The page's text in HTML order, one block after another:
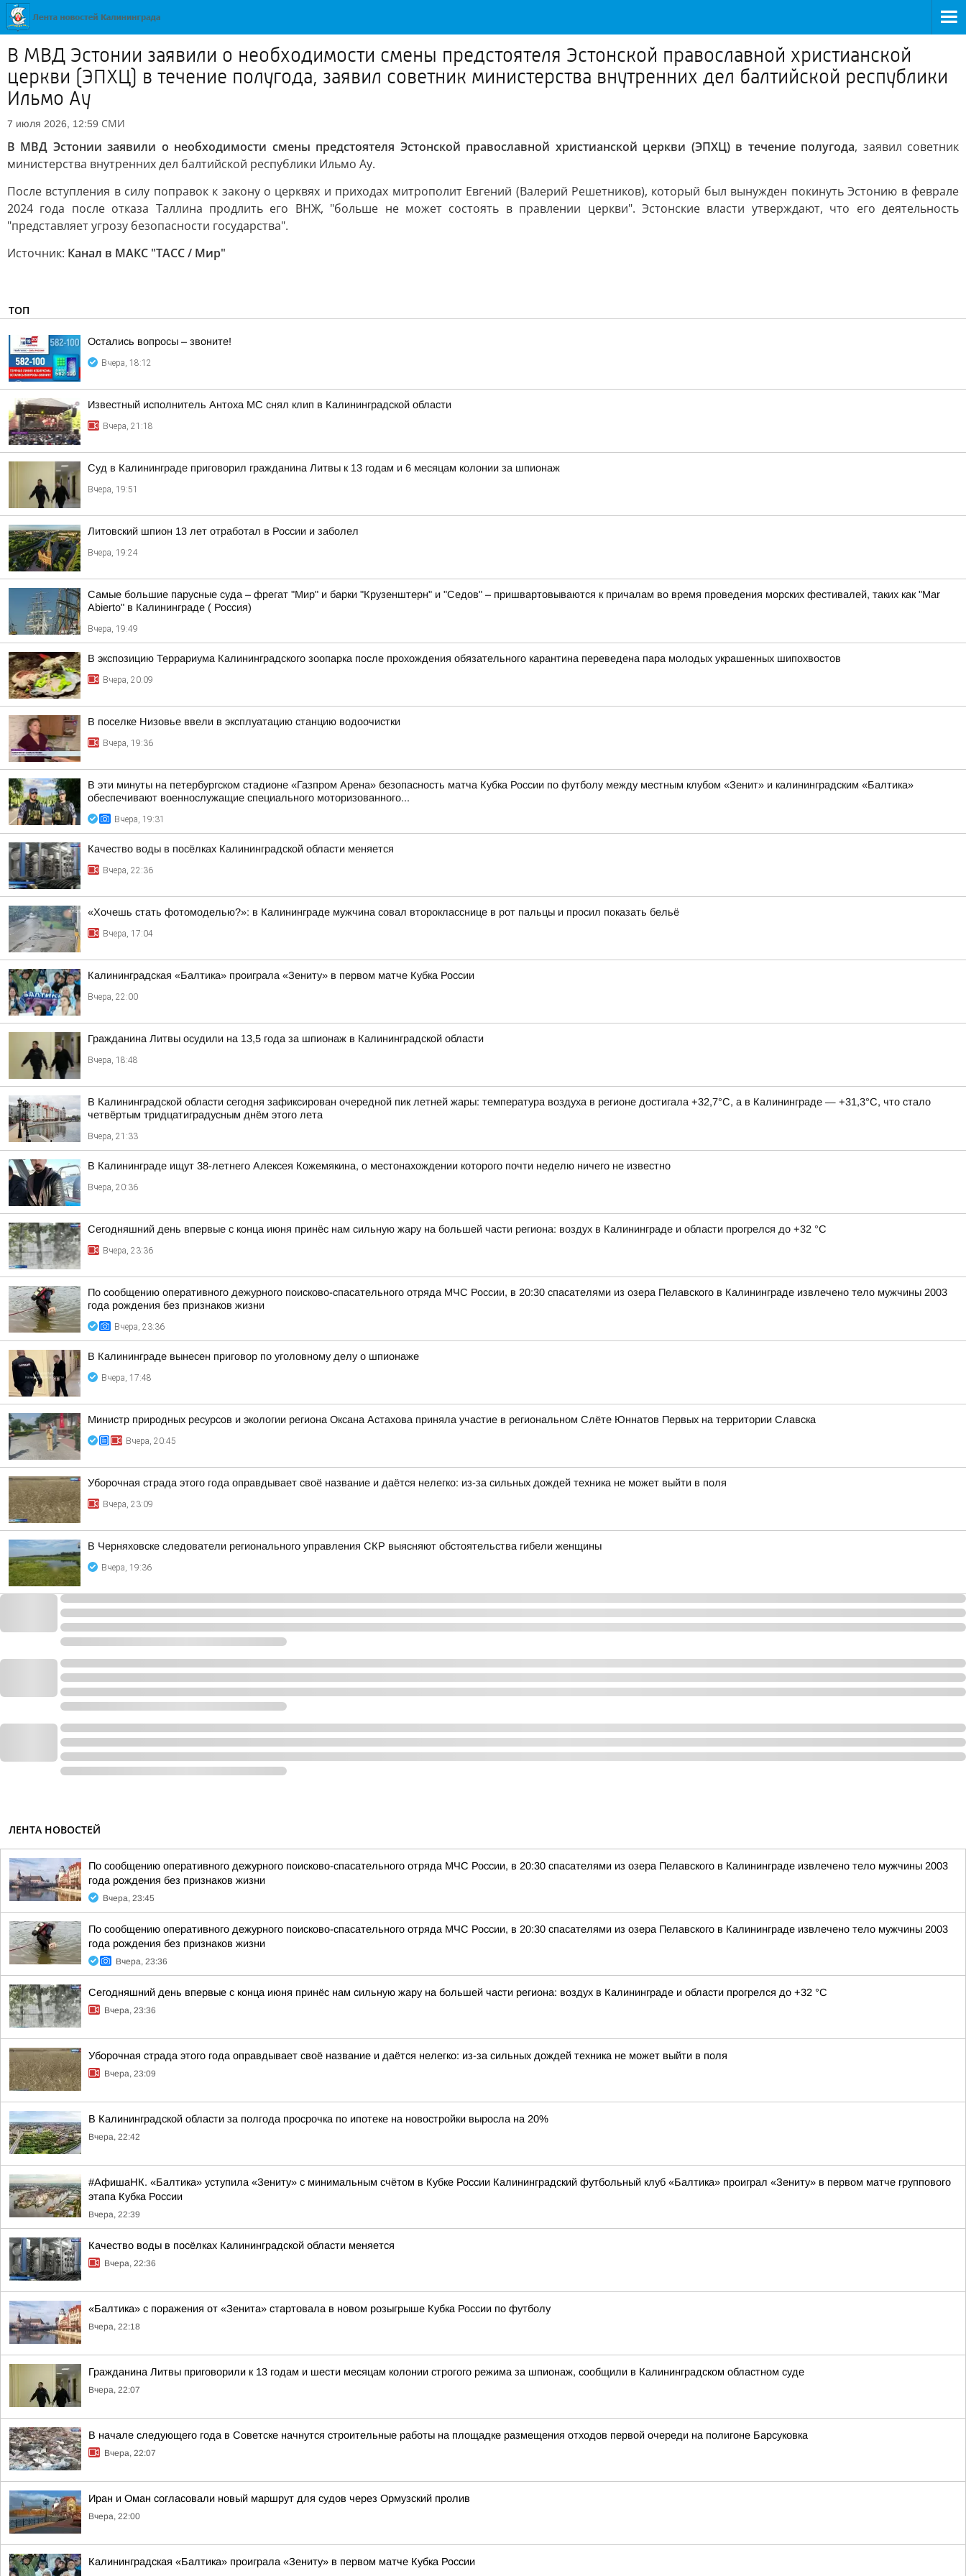
В МВД Эстонии заявили о необходимости смены предстоятеля Эстонской православной христианской
церкви (ЭПХЦ) в течение полугода, заявил советник министерства внутренних дел балтийской республики
Ильмо Ау
7 июля 2026, 12:59 СМИ
В МВД Эстонии заявили о необходимости смены предстоятеля Эстонской православной христианской церкви (ЭПХЦ) в течение полугода, заявил советник
министерства внутренних дел балтийской республики Ильмо Ау.
После вступления в силу поправок к закону о церквях и приходах митрополит Евгений (Валерий Решетников), который был вынужден покинуть Эстонию в феврале
2024 года после отказа Таллина продлить его ВНЖ, "больше не может состоять в правлении церкви". Эстонские власти утверждают, что его деятельность
"представляет угрозу безопасности государства".
Источник: Канал в МАКС "ТАСС / Мир"
ТОП
Остались вопросы – звоните!
Вчера, 18:12
Известный исполнитель Антоха МС снял клип в Калининградской области
Вчера, 21:18
Суд в Калининграде приговорил гражданина Литвы к 13 годам и 6 месяцам колонии за шпионаж
Вчера, 19:51
Литовский шпион 13 лет отработал в России и заболел
Вчера, 19:24
Самые большие парусные суда – фрегат "Мир" и барки "Крузенштерн" и "Седов" – пришвартовываются к причалам во время проведения морских фестивалей, таких как "Mar
Abierto" в Калининграде ( Россия)
Вчера, 19:49
В экспозицию Террариума Калининградского зоопарка после прохождения обязательного карантина переведена пара молодых украшенных шипохвостов
Вчера, 20:09
В поселке Низовье ввели в эксплуатацию станцию водоочистки
Вчера, 19:36
В эти минуты на петербургском стадионе «Газпром Арена» безопасность матча Кубка России по футболу между местным клубом «Зенит» и калининградским «Балтика»
обеспечивают военнослужащие специального моторизованного...
Вчера, 19:31
Качество воды в посёлках Калининградской области меняется
Вчера, 22:36
«Хочешь стать фотомоделью?»: в Калининграде мужчина совал второкласснице в рот пальцы и просил показать бельё
Вчера, 17:04
Калининградская «Балтика» проиграла «Зениту» в первом матче Кубка России
Вчера, 22:00
Гражданина Литвы осудили на 13,5 года за шпионаж в Калининградской области
Вчера, 18:48
В Калининградской области сегодня зафиксирован очередной пик летней жары: температура воздуха в регионе достигала +32,7°С, а в Калининграде — +31,3°С, что стало
четвёртым тридцатиградусным днём этого лета
Вчера, 21:33
В Калининграде ищут 38-летнего Алексея Кожемякина, о местонахождении которого почти неделю ничего не известно
Вчера, 20:36
Сегодняшний день впервые с конца июня принёс нам сильную жару на большей части региона: воздух в Калининграде и области прогрелся до +32 °С
Вчера, 23:36
По сообщению оперативного дежурного поисково-спасательного отряда МЧС России, в 20:30 спасателями из озера Пелавского в Калининграде извлечено тело мужчины 2003
года рождения без признаков жизни
Вчера, 23:36
В Калининграде вынесен приговор по уголовному делу о шпионаже
Вчера, 17:48
Министр природных ресурсов и экологии региона Оксана Астахова приняла участие в региональном Слёте Юннатов Первых на территории Славска
Вчера, 20:45
Уборочная страда этого года оправдывает своё название и даётся нелегко: из-за сильных дождей техника не может выйти в поля
Вчера, 23:09
В Черняховске следователи регионального управления СКР выясняют обстоятельства гибели женщины
Вчера, 19:36
ЛЕНТА НОВОСТЕЙ
По сообщению оперативного дежурного поисково-спасательного отряда МЧС России, в 20:30 спасателями из озера Пелавского в Калининграде извлечено тело мужчины 2003
года рождения без признаков жизни
Вчера, 23:45
По сообщению оперативного дежурного поисково-спасательного отряда МЧС России, в 20:30 спасателями из озера Пелавского в Калининграде извлечено тело мужчины 2003
года рождения без признаков жизни
Вчера, 23:36
Сегодняшний день впервые с конца июня принёс нам сильную жару на большей части региона: воздух в Калининграде и области прогрелся до +32 °С
Вчера, 23:36
Уборочная страда этого года оправдывает своё название и даётся нелегко: из-за сильных дождей техника не может выйти в поля
Вчера, 23:09
В Калининградской области за полгода просрочка по ипотеке на новостройки выросла на 20%
Вчера, 22:42
#АфишаНК. «Балтика» уступила «Зениту» с минимальным счётом в Кубке России Калининградский футбольный клуб «Балтика» проиграл «Зениту» в первом матче группового
этапа Кубка России
Вчера, 22:39
Качество воды в посёлках Калининградской области меняется
Вчера, 22:36
«Балтика» с поражения от «Зенита» стартовала в новом розыгрыше Кубка России по футболу
Вчера, 22:18
Гражданина Литвы приговорили к 13 годам и шести месяцам колонии строгого режима за шпионаж, сообщили в Калининградском областном суде
Вчера, 22:07
В начале следующего года в Советске начнутся строительные работы на площадке размещения отходов первой очереди на полигоне Барсуковка
Вчера, 22:07
Иран и Оман согласовали новый маршрут для судов через Ормузский пролив
Вчера, 22:00
Калининградская «Балтика» проиграла «Зениту» в первом матче Кубка России